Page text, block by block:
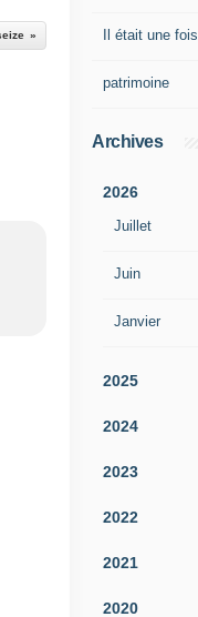
Il était une fois
patrimoine
Archives
2026
Juillet
Juin
Janvier
2025
2024
2023
2022
2021
2020